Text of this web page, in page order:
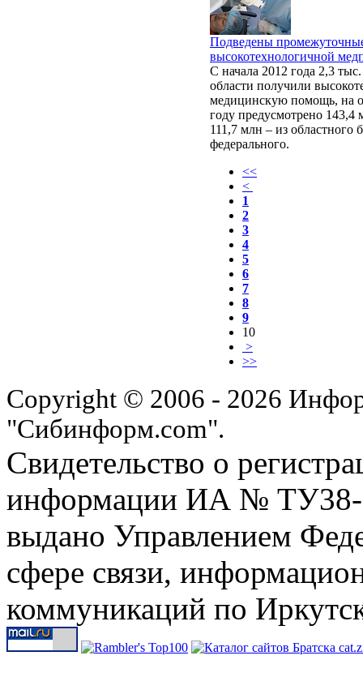
Подведены
высокотехнологичной
С начала 2012 года 2,3
области получили
медицинскую помощь, на
году предусмотрено 143,4
111,7 млн – из областного
федерального.
<<
<
1
2
3
4
5
6
7
8
9
10
>
>>
Copyright © 2006 - 2026
"Сибинформ.com".
Свидетельство о
информации ИА № ТУ38-
выдано Управлением
сфере связи,
коммуникаций по